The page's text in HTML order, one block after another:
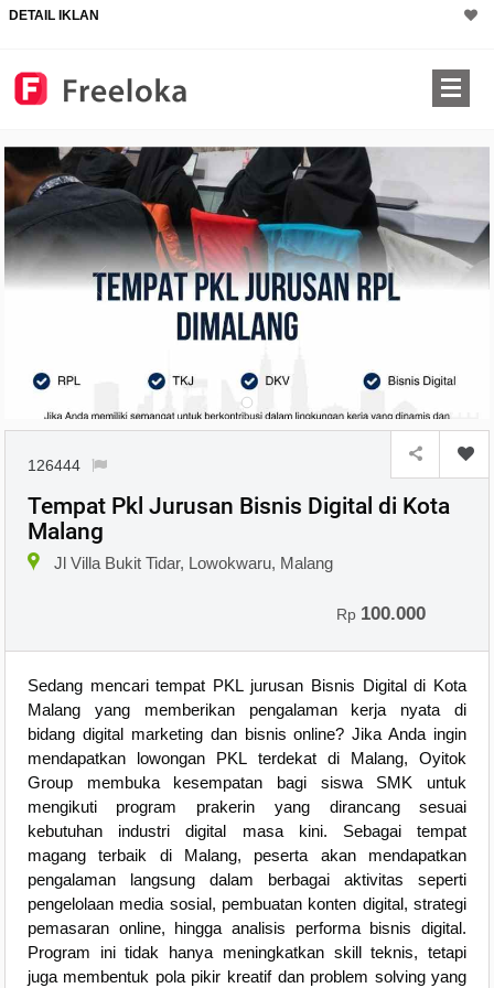
DETAIL IKLAN
126444
Tempat Pkl Jurusan Bisnis Digital di Kota
Malang
Jl Villa Bukit Tidar, Lowokwaru, Malang
Rp 100.000
Sedang mencari tempat PKL jurusan Bisnis Digital di Kota
Malang yang memberikan pengalaman kerja nyata di
bidang digital marketing dan bisnis online? Jika Anda ingin
mendapatkan lowongan PKL terdekat di Malang, Oyitok
Group membuka kesempatan bagi siswa SMK untuk
mengikuti program prakerin yang dirancang sesuai
kebutuhan industri digital masa kini. Sebagai tempat
magang terbaik di Malang, peserta akan mendapatkan
pengalaman langsung dalam berbagai aktivitas seperti
pengelolaan media sosial, pembuatan konten digital, strategi
pemasaran online, hingga analisis performa bisnis digital.
Program ini tidak hanya meningkatkan skill teknis, tetapi
juga membentuk pola pikir kreatif dan problem solving yang